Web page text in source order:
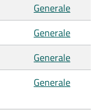
Generale
Generale
Generale
Generale